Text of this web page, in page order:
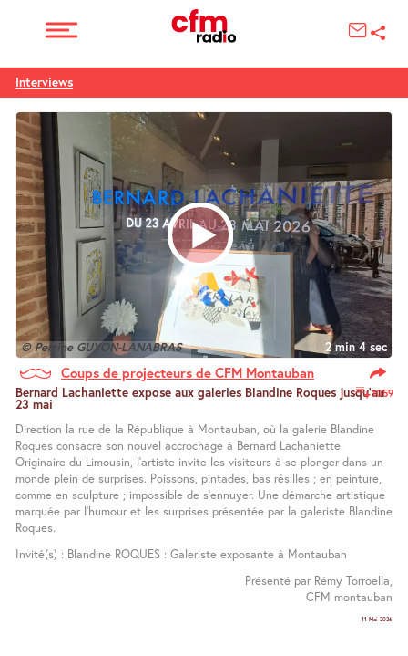
Interviews
© Perrine GUYON-LANABRAS 2 min 4 sec
Coups de projecteurs de CFM Montauban
1059
Bernard Lachaniette expose aux galeries Blandine Roques jusqu’au
23 mai
Direction la rue de la République à Montauban, où la galerie Blandine
Roques consacre son nouvel accrochage à Bernard Lachaniette.
Originaire du Limousin, l’artiste invite les visiteurs à se plonger dans un
monde plein de surprises. Poissons, pintades, bas résilles ; en peinture,
comme en sculpture ; impossible de s’ennuyer. Une démarche artistique
marquée par l’humour et les surprises présentée par la galeriste Blandine
Roques.
Invité(s) : Blandine ROQUES : Galeriste exposante à Montauban
Présenté par Rémy Torroella,
CFM montauban
11 Mai 2026